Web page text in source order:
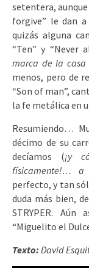
setentera,
forgive” le dan
quizás alguna
“Ten” y “Never
marca de la
menos, pero de
“Son of man”,
la fe metálica en
Resumiendo…
décimo de su
decíamos (¡y
físicamente!…
perfecto, y tan
duda más bien,
STRYPER.
“Miguelito el
Texto: David